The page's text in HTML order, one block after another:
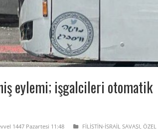
eylemi; işgalcileri otomatik
1447 Pazartesi 11:48 FİLİSTİN-İSRAİL SAVAŞI, ÖZEL